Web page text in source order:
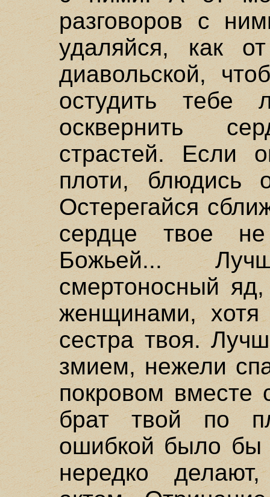
разговоров с
удаляйся, как
диавольской,
остудить
осквернить
страстей. Если
плоти, блюдись
Остерегайся
сердце твое
Божьей...
смертоносный
женщинами, хотя
сестра твоя.
змием, нежели
покровом вместе
брат твой по
ошибкой было бы
нередко